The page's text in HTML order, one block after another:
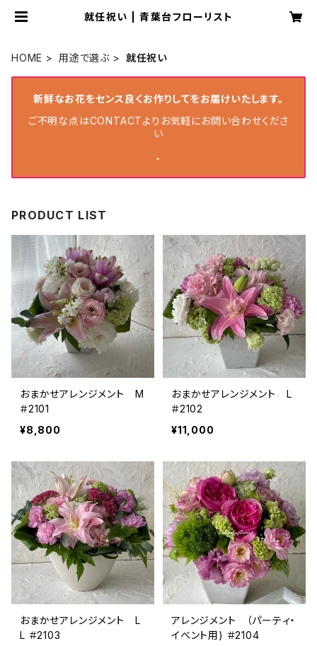
就任祝い | 青葉台フローリスト
HOME 用途で選ぶ 就任祝い
新鮮なお花をセンス良くお作りしてをお届けいたします。
ご不明な点はCONTACTよりお気軽にお問い合わせくださ
い
・
PRODUCT LIST
おまかせアレンジメント M
＃2101
¥8,800
おまかせアレンジメント L
＃2102
¥11,000
おまかせアレンジメント L
L ＃2103
アレンジメント （パーティ・
イベント用) ＃2104